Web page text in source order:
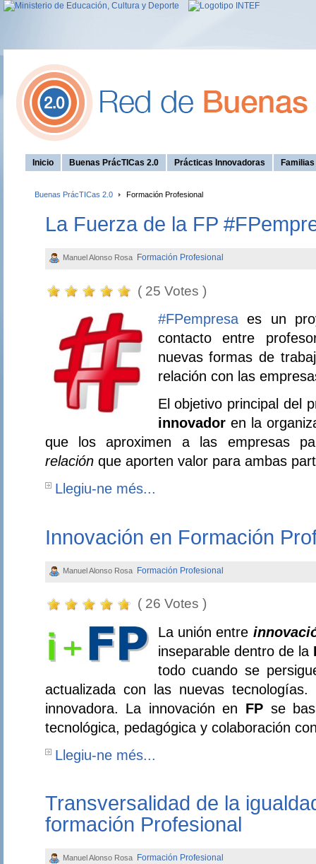
Inicio Buenas PrácTICas 2.0 Prácticas Innovadoras
Buenas PrácTICas 2.0 Formación Profesional
La Fuerza de la FP
Manuel Alonso Rosa Formación Profesional
( 25 Votes )
#FPempresaes un
contacto entre
nuevas formas de
relación con las
El objetivo principal del
innovadoren la
que los aproximen a las empresas
relaciónque aporten valor para ambas
Llegiu-ne més...
Innovación en Formación
Manuel Alonso Rosa Formación Profesional
( 26 Votes )
La unión entre
inseparable dentro de la
todo cuando se
actualizada con las nuevas
innovadora. La innovación en FP se
tecnológica, pedagógica y colaboración
Llegiu-ne més...
Transversalidad de la
formación Profesional
Manuel Alonso Rosa Formación Profesional